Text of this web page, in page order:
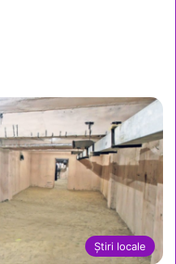
Știri locale